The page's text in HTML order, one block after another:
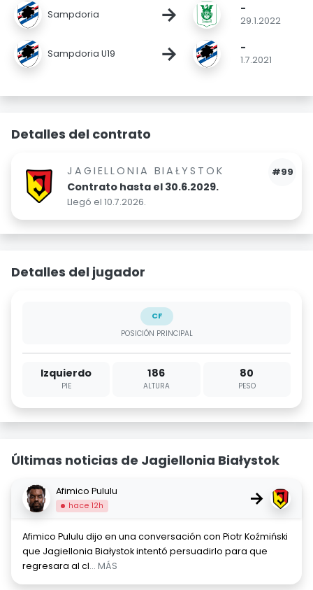
Sampdoria → -
29.1.2022
Sampdoria U19 → -
1.7.2021
Detalles del contrato
#99
JAGIELLONIA BIAŁYSTOK
Contrato hasta el 30.6.2029.
Llegó el 10.7.2026.
Detalles del jugador
CF
POSICIÓN PRINCIPAL
Izquierdo
PIE
186
ALTURA
80
PESO
Últimas noticias de Jagiellonia Białystok
Afimico Pululu
hace 12h →
Afimico Pululu dijo en una conversación con Piotr Koźmiński
que Jagiellonia Białystok intentó persuadirlo para que
regresara al cl... MÁS